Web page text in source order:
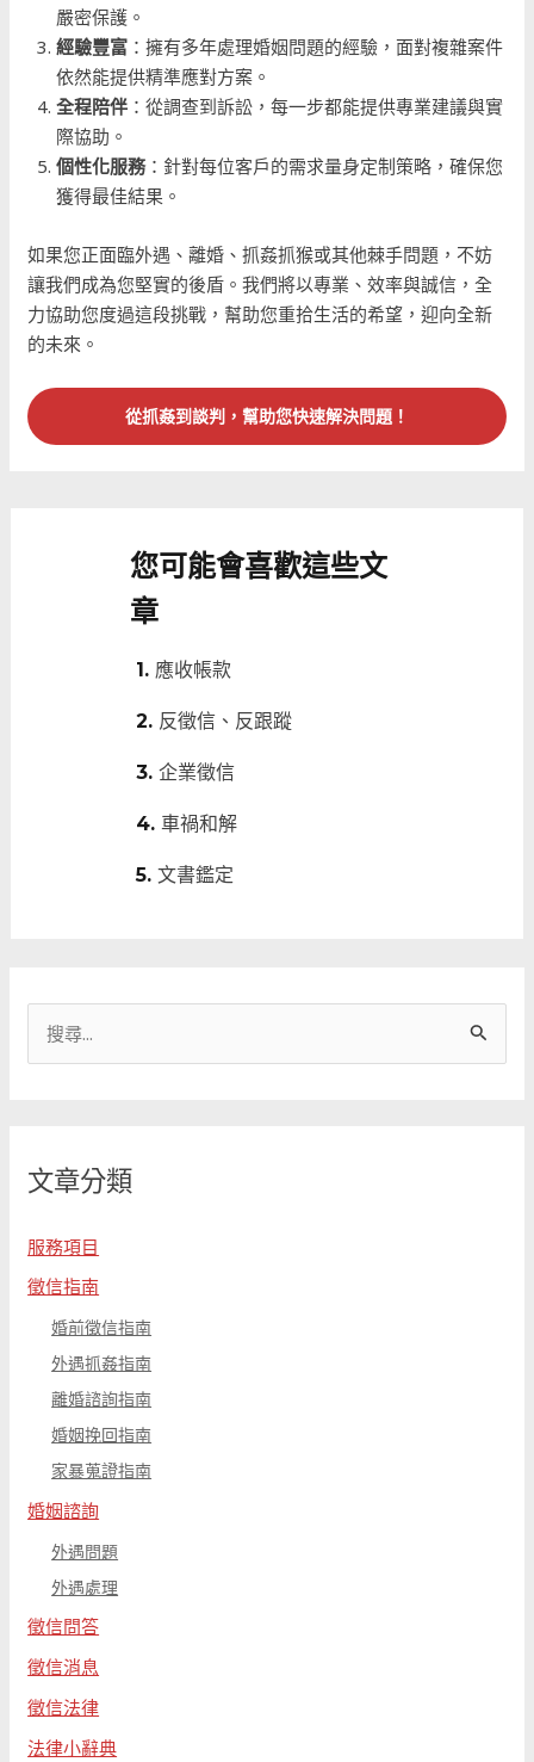
嚴密保護。
經驗豐富 ：擁有多年處理婚姻問題的經驗，面對複雜案件
依然能提供精準應對方案。
全程陪伴 ：從調查到訴訟，每一步都能提供專業建議與實
際協助。
個性化服務：針對每位客戶的需求量身定制策略，確保您
獲得最佳結果。
如果您正面臨外遇、離婚、抓姦抓猴或其他棘手問題，不妨
讓我們成為您堅實的後盾。我們將以專業、效率與誠信，全
力協助您度過這段挑戰，幫助您重拾生活的希望，迎向全新
的未來。
從抓姦到談判，幫助您快速解決問題！
您可能會喜歡這些文
章
應收帳款
反徵信、反跟蹤
企業徵信
車禍和解
文書鑑定
字
文章分類
服務項目
徵信指南
婚前徵信指南
外遇抓姦指南
離婚諮詢指南
婚姻挽回指南
家暴蒐證指南
婚姻諮詢
外遇問題
外遇處理
徵信問答
徵信消息
徵信法律
法律小辭典